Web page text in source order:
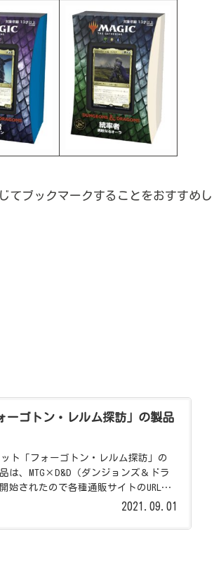
てブックマークすることをおすすめし
ーゴトン・レルム探訪」の製品
ト「フォーゴトン・レルム探訪」の
は、MTG×D&D（ダンジョンズ＆ドラ
始されたので各種通販サイトのURLも
2021.09.01